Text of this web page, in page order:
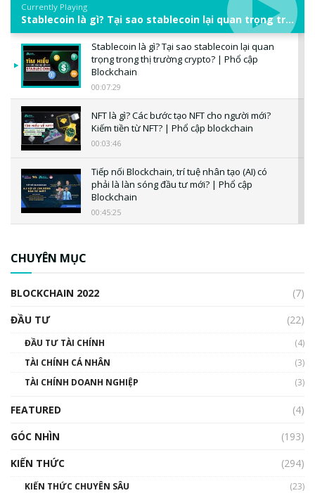
Currently Playing
Stablecoin là gì? Tại sao stablecoin lại quan trọng trong thị trường crypto? | Phổ cập Blockchain
Stablecoin là gì? Tại sao stablecoin lại quan
trọng trong thị trường crypto? | Phổ cập
Blockchain
00:07:29
NFT là gì? Các bước tạo NFT cho người mới?
Kiếm tiền từ NFT? | Phổ cập blockchain
00:03:46
Tiếp nối Blockchain, trí tuệ nhân tạo (AI) có
phải là làn sóng đầu tư mới? | Phổ cập
Blockchain
00:45:25
00:02:14
Nhìn lại năm 2022: Những sự kiện ảnh hưởng
đến hệ sinh thái tiền mã hoá | Phổ cập
CHUYÊN MỤC
BLOCKCHAIN 2022
(7)
ĐẦU TƯ
(22)
ĐẦU TƯ TÀI CHÍNH
(4)
TÀI CHÍNH CÁ NHÂN
(3)
TÀI CHÍNH DOANH NGHIỆP
(3)
FEATURED
(4)
GÓC NHÌN
(193)
KIẾN THỨC
(294)
KIẾN THỨC CHUYÊN SÂU
(23)